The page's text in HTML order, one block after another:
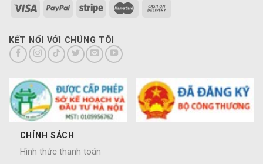
KẾT NỐI VỚI CHÚNG TÔI
CHÍNH SÁCH
Hình thức thanh toán